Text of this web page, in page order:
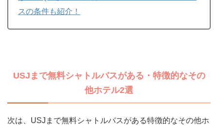
スの条件も紹介！
USJまで無料シャトルバスがある・特徴的なその
他ホテル2選
次は、USJまで無料シャトルバスがある特徴的なその他ホ